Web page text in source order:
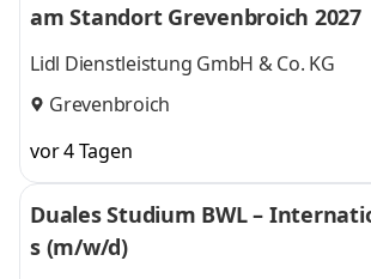
am Standort Grevenbroich 2027
Lidl Dienstleistung GmbH & Co. KG
Grevenbroich
vor 4 Tagen
Duales Studium BWL –
s (m/w/d)